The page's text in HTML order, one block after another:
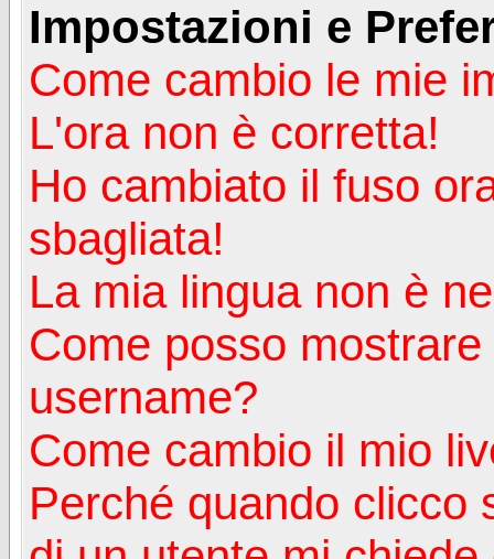
Impostazioni e
Come cambio le mie
L'ora non è corretta!
Ho cambiato il fuso
sbagliata!
La mia lingua non è
Come posso
username?
Come cambio il mio
Perché quando clicco